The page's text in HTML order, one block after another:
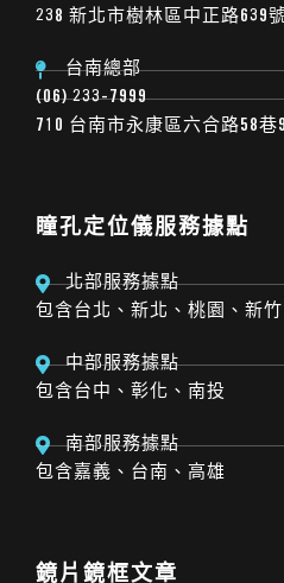
238 新北市樹林區中正路639
台南總部
(06) 233-7999
710 台南市永康區六合路58巷
瞳孔定位儀服務據點
北部服務據點
包含台北、新北、桃園、新
中部服務據點
包含台中、彰化、南投
南部服務據點
包含嘉義、台南、高雄
鏡片鏡框文章